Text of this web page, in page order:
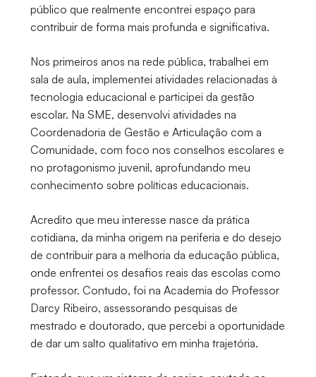
público que realmente encontrei espaço para
contribuir de forma mais profunda e significativa.
Nos primeiros anos na rede pública, trabalhei em
sala de aula, implementei atividades relacionadas à
tecnologia educacional e participei da gestão
escolar. Na SME, desenvolvi atividades na
Coordenadoria de Gestão e Articulação com a
Comunidade, com foco nos conselhos escolares e
no protagonismo juvenil, aprofundando meu
conhecimento sobre políticas educacionais.
Acredito que meu interesse nasce da prática
cotidiana, da minha origem na periferia e do desejo
de contribuir para a melhoria da educação pública,
onde enfrentei os desafios reais das escolas como
professor. Contudo, foi na Academia do Professor
Darcy Ribeiro, assessorando pesquisas de
mestrado e doutorado, que percebi a oportunidade
de dar um salto qualitativo em minha trajetória.